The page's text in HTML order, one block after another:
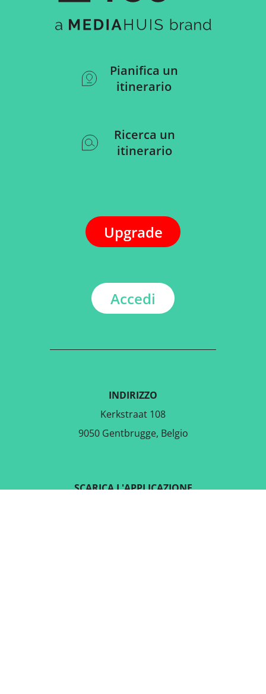
Pianifica un
itinerario
Ricerca un
itinerario
Upgrade
Accedi
INDIRIZZO
Kerkstraat 108
9050 Gentbrugge, Belgio
SCARICA L'APPLICAZIONE